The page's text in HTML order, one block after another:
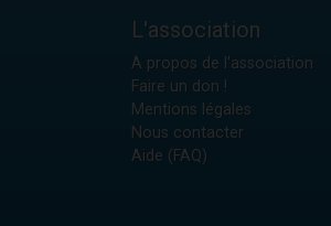
L'association
A propos de l'association
Faire un don !
Mentions légales
Nous contacter
Aide (FAQ)